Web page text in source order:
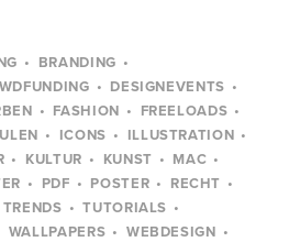
BRANDING
DESIGNEVENTS
FASHION
FREELOADS
ICONS
ILLUSTRATION
KULTUR KUNST
MAC
PDF POSTER
RECHT
TRENDS
TUTORIALS
WALLPAPERS
WEBDESIGN